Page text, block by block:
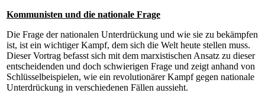
Kommunisten und die nationale Frage
Die Frage der nationalen Unterdrückung und wie sie zu bekämpfen
ist, ist ein wichtiger Kampf, dem sich die Welt heute stellen muss.
Dieser Vortrag befasst sich mit dem marxistischen Ansatz zu dieser
entscheidenden und doch schwierigen Frage und zeigt anhand von
Schlüsselbeispielen, wie ein revolutionärer Kampf gegen nationale
Unterdrückung in verschiedenen Fällen aussieht.